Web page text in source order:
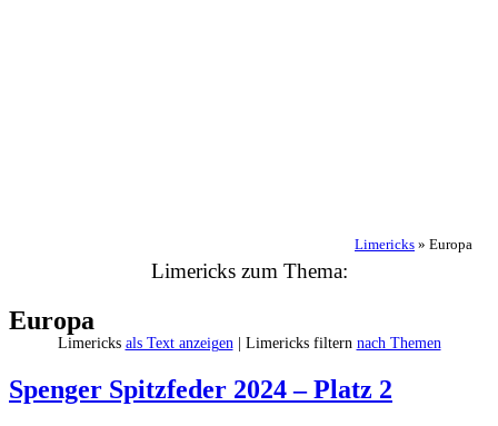
Limericks » Europa
Limericks zum Thema:
Europa
Limericks als Text anzeigen| Limericks filtern nach Themen
Spenger Spitzfeder 2024 – Platz 2